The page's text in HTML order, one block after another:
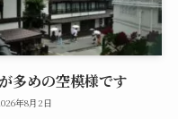
多めの空模様です
年8月2日